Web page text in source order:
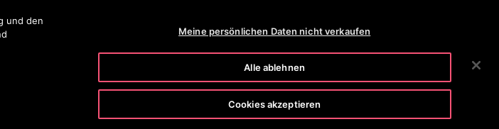
OTISLINE 0800-82-82 82 NEWSROOM
SUCHEN
und den
Meine persönlichen Daten nicht verkaufen
Alle ablehnen
Cookies akzeptieren